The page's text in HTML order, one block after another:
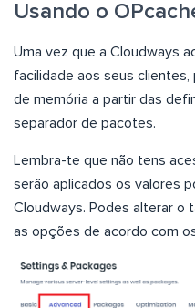
Usando o
Uma vez que a Cloudways
facilidade aos seus
de memória a partir das
separador de pacotes.
Lembra-te que não tens
serão aplicados os valores
Cloudways. Podes alterar o
as opções de acordo com